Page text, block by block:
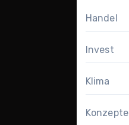
Handel
Invest
Klima
Konzepte